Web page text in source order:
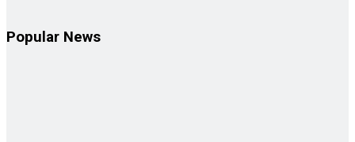
Popular News